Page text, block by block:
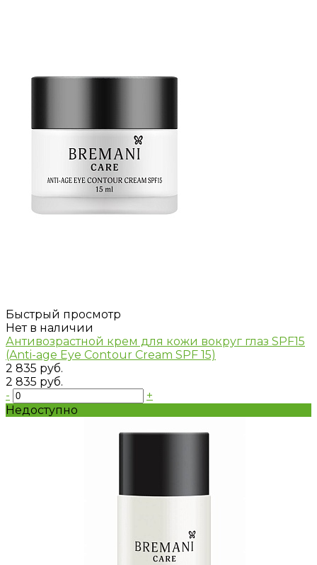
Быстрый просмотр
Нет в наличии
Антивозрастной крем для кожи вокруг глаз SPF15
(Anti-age Eye Contour Cream SPF 15)
2 835 руб.
2 835 руб.
-
+
Недоступно